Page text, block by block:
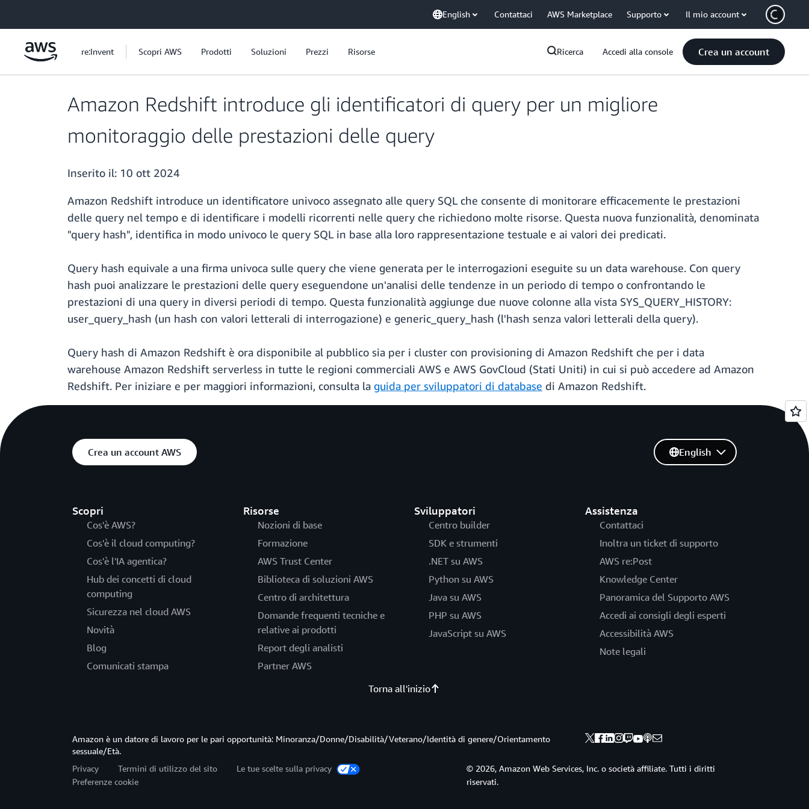
English Contattaci AWS Marketplace Supporto Il mio account
re:Invent Scopri AWS Prodotti Soluzioni Prezzi Risorse Ricerca Accedi alla console Crea un account
Amazon Redshift introduce gli identificatori di query per un migliore
monitoraggio delle prestazioni delle query
Inserito il: 10 ott 2024
Amazon Redshift introduce un identificatore univoco assegnato alle query SQL che consente di monitorare efficacemente le prestazioni
delle query nel tempo e di identificare i modelli ricorrenti nelle query che richiedono molte risorse. Questa nuova funzionalità, denominata
"query hash", identifica in modo univoco le query SQL in base alla loro rappresentazione testuale e ai valori dei predicati.
Query hash equivale a una firma univoca sulle query che viene generata per le interrogazioni eseguite su un data warehouse. Con query
hash puoi analizzare le prestazioni delle query eseguendone un'analisi delle tendenze in un periodo di tempo o confrontando le
prestazioni di una query in diversi periodi di tempo. Questa funzionalità aggiunge due nuove colonne alla vista SYS_QUERY_HISTORY:
user_query_hash (un hash con valori letterali di interrogazione) e generic_query_hash (l'hash senza valori letterali della query).
Query hash di Amazon Redshift è ora disponibile al pubblico sia per i cluster con provisioning di Amazon Redshift che per i data
warehouse Amazon Redshift serverless in tutte le regioni commerciali AWS e AWS GovCloud (Stati Uniti) in cui si può accedere ad Amazon
Redshift. Per iniziare e per maggiori informazioni, consulta la guida per sviluppatori di database di Amazon Redshift.
Crea un account AWS
Scopri
Cos'è AWS?
Cos'è il cloud computing?
Cos'è l'IA agentica?
Hub dei concetti di cloud
computing
Sicurezza nel cloud AWS
Novità
Blog
Comunicati stampa
Risorse
Nozioni di base
Formazione
AWS Trust Center
Biblioteca di soluzioni AWS
Centro di architettura
Domande frequenti tecniche e
relative ai prodotti
Report degli analisti
Partner AWS
Sviluppatori
Centro builder
SDK e strumenti
.NET su AWS
Python su AWS
Java su AWS
PHP su AWS
JavaScript su AWS
Assistenza
Contattaci
Inoltra un ticket di supporto
AWS re:Post
Knowledge Center
Panoramica del Supporto AWS
Accedi ai consigli degli esperti
Accessibilità AWS
Note legali
English
Torna all'inizio
Amazon è un datore di lavoro per le pari opportunità: Minoranza/Donne/Disabilità/Veterano/Identità di genere/Orientamento
sessuale/Età.
Privacy
Termini di utilizzo del sito
Le tue scelte sulla privacy
Preferenze cookie
© 2026, Amazon Web Services, Inc. o società affiliate. Tutti i diritti
riservati.